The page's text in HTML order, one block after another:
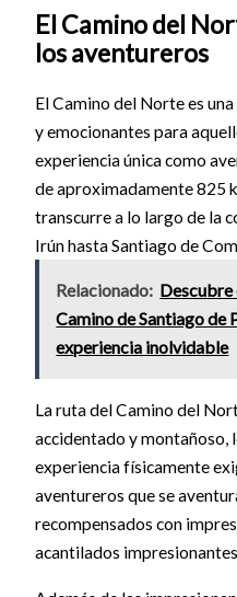
El Camino del
los aventureros
El Camino del Norte es
y emocionantes para
experiencia única como
de aproximadamente 825
transcurre a lo largo de la
Irún hasta Santiago de
Relacionado:
Camino de Santiago de
experiencia inolvidable
La ruta del Camino del
accidentado y montañoso,
experiencia físicamente
aventureros que se
recompensados con
acantilados